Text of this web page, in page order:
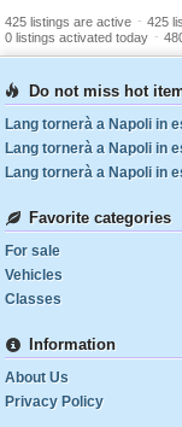
425 listings are active - 425
0 listings activated today -
Do not miss hot
Lang tornerà a Napoli in
Lang tornerà a Napoli in
Lang tornerà a Napoli in
Favorite categories
For sale
Vehicles
Classes
Information
About Us
Privacy Policy